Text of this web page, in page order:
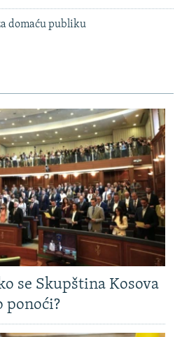
domaću publiku
se Skupština Kosova
ponoći?